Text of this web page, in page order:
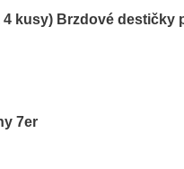
4 kusy) Brzdové
7er